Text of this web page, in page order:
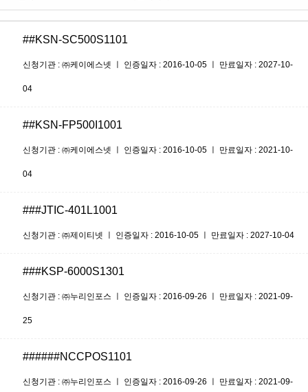
##KSN-SC500S1101
신청기관 : ㈜케이에스넷 ㅣ 인증일자 : 2016-10-05 ㅣ 만료일자 : 2027-10-
04
##KSN-FP500I1001
신청기관 : ㈜케이에스넷 ㅣ 인증일자 : 2016-10-05 ㅣ 만료일자 : 2021-10-
04
###JTIC-401L1001
신청기관 : ㈜제이티넷 ㅣ 인증일자 : 2016-10-05 ㅣ 만료일자 : 2027-10-04
###KSP-6000S1301
신청기관 : ㈜누리인포스 ㅣ 인증일자 : 2016-09-26 ㅣ 만료일자 : 2021-09-
25
######NCCPOS1101
신청기관 : ㈜누리인포스 ㅣ 인증일자 : 2016-09-26 ㅣ 만료일자 : 2021-09-